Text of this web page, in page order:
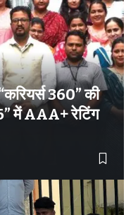
360” की
में AAA+ रेटिंग